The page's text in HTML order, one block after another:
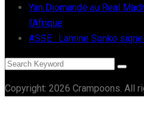
Yan Diomandé au Real
l’Afrique
ASSE : Lamine Sonko
Copyright: 2026 Crampoons. All